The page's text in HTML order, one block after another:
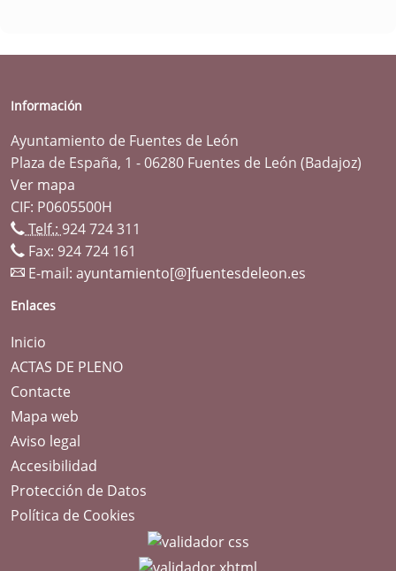
Información
Ayuntamiento de Fuentes de León
Plaza de España, 1 - 06280 Fuentes de León (Badajoz)
Ver mapa
CIF: P0605500H
Telf.: 924 724 311
Fax: 924 724 161
E-mail: ayuntamiento[@]fuentesdeleon.es
Enlaces
Inicio
ACTAS DE PLENO
Contacte
Mapa web
Aviso legal
Accesibilidad
Protección de Datos
Política de Cookies